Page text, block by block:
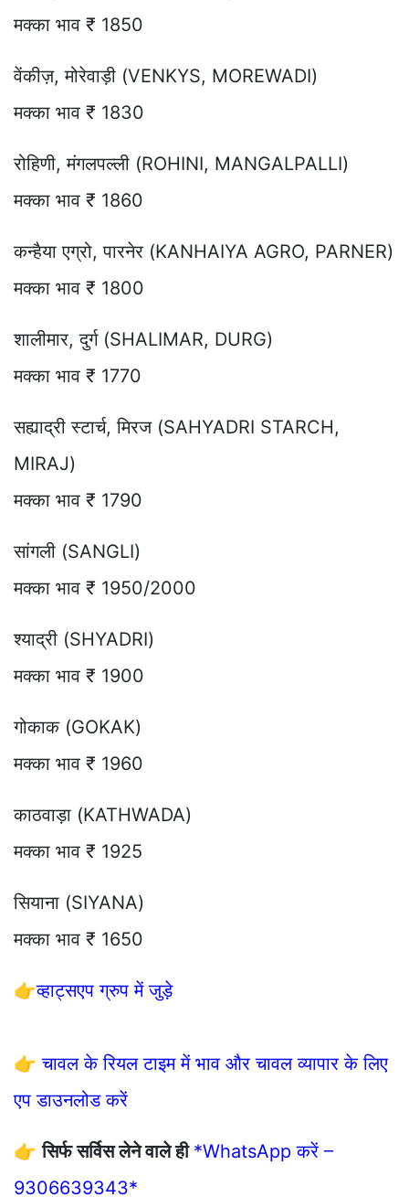
मक्का भाव ₹ 1850
वेंकीज़, मोरेवाड़ी (VENKYS, MOREWADI)
मक्का भाव ₹ 1830
रोहिणी, मंगलपल्ली (ROHINI, MANGALPALLI)
मक्का भाव ₹ 1860
कन्हैया एग्रो, पारनेर (KANHAIYA AGRO, PARNER)
मक्का भाव ₹ 1800
शालीमार, दुर्ग (SHALIMAR, DURG)
मक्का भाव ₹ 1770
सह्याद्री स्टार्च, मिरज (SAHYADRI STARCH,
MIRAJ)
मक्का भाव ₹ 1790
सांगली (SANGLI)
मक्का भाव ₹ 1950/2000
श्याद्री (SHYADRI)
मक्का भाव ₹ 1900
गोकाक (GOKAK)
मक्का भाव ₹ 1960
काठवाड़ा (KATHWADA)
मक्का भाव ₹ 1925
सियाना (SIYANA)
मक्का भाव ₹ 1650
👉व्हाट्सएप ग्रुप में जुड़े
👉चावल के रियल टाइम में भाव और चावल व्यापार के लिए
एप डाउनलोड करें
👉सिर्फ सर्विस लेने वाले ही *WhatsApp करें –
9306639343*